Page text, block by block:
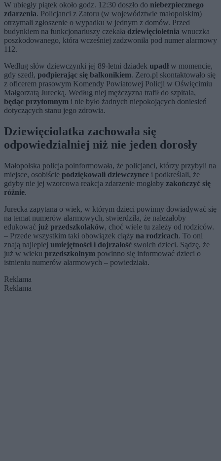
W ubiegły piątek około godz. 12:30 doszło do niebezpiecznego
zdarzenia. Policjanci z Zatoru (w województwie małopolskim)
otrzymali zgłoszenie o wypadku w jednym z domów. Przed
budynkiem na funkcjonariuszy czekała dziewięcioletnia wnuczka
poszkodowanego, która wcześniej zadzwoniła pod numer alarmowy
112.
Według słów dziewczynki jej 89-letni dziadek upadł w momencie,
gdy szedł, podpierając się balkonikiem. Zero.pl skontaktowało się
z oficerem prasowym Komendy Powiatowej Policji w Oświęcimiu
Małgorzatą Jurecką. Według niej mężczyzna trafił do szpitala,
będąc przytomnym i nie było żadnych niepokojących doniesień
dotyczących stanu jego zdrowia.
Dziewięciolatka zachowała się
odpowiedzialniej niż nie jeden dorosły
Małopolska policja poinformowała, że policjanci, którzy przybyli na
miejsce, osobiście podziękowali dziewczynce i podkreślali, że
gdyby nie jej wzorcowa reakcja zdarzenie mogłaby zakończyć się
różnie.
Jurecka zapytana o wiek, w którym dzieci powinny dowiadywać się
na temat numerów alarmowych, stwierdziła, że należałoby
edukować już przedszkolaków, choć wiele tu zależy od rodziców.
– Przede wszystkim taki obowiązek ciąży na rodzicach. To oni
znają najlepiej umiejętności i dojrzałość swoich dzieci. Sądzę, że
już w wieku przedszkolnym powinno się informować dzieci o
istnieniu numerów alarmowych – powiedziała.
Reklama
Reklama